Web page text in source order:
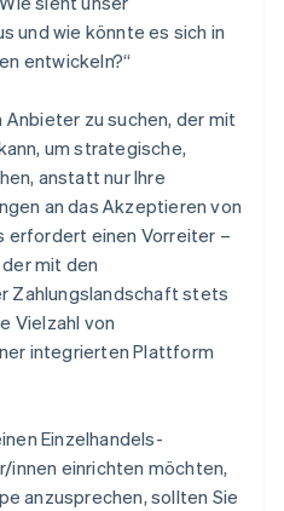
und wie könnte es sich in
entwickeln?“
Anbieter zu suchen, der mit
um strategische,
anstatt nur Ihre
an das Akzeptieren von
erfordert einen Vorreiter –
mit den
Zahlungslandschaft stets
Vielzahl von
integrierten Plattform
Einzelhandels-
innen einrichten möchten,
anzusprechen, sollten Sie